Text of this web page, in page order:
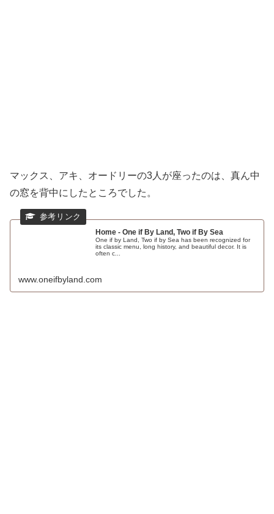
マックス、アキ、オードリーの3人が座ったのは、真ん中
の窓を背中にしたところでした。
Home - One if By Land, Two if By Sea
One if by Land, Two if by Sea has been recognized for
its classic menu, long history, and beautiful decor. It is
often c...
www.oneifbyland.com